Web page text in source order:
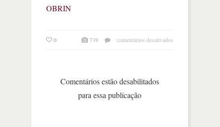
OBRIN
0 739 comentários desativados
Comentários estão desabilitados
para essa publicação